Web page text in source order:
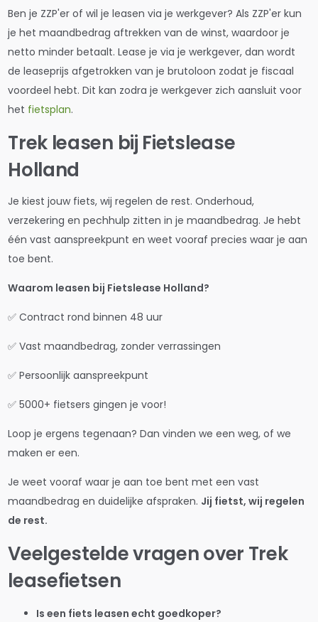
Ben je ZZP'er of wil je leasen via je werkgever? Als ZZP'er kun
je het maandbedrag aftrekken van de winst, waardoor je
netto minder betaalt. Lease je via je werkgever, dan wordt
de leaseprijs afgetrokken van je brutoloon zodat je fiscaal
voordeel hebt. Dit kan zodra je werkgever zich aansluit voor
het fietsplan.
Trek leasen bij Fietslease
Holland
Je kiest jouw fiets, wij regelen de rest. Onderhoud,
verzekering en pechhulp zitten in je maandbedrag. Je hebt
één vast aanspreekpunt en weet vooraf precies waar je aan
toe bent.
Waarom leasen bij Fietslease Holland?
✅ Contract rond binnen 48 uur
✅ Vast maandbedrag, zonder verrassingen
✅ Persoonlijk aanspreekpunt
✅ 5000+ fietsers gingen je voor!
Loop je ergens tegenaan? Dan vinden we een weg, of we
maken er een.
Je weet vooraf waar je aan toe bent met een vast
maandbedrag en duidelijke afspraken. Jij fietst, wij regelen
de rest.
Veelgestelde vragen over Trek
leasefietsen
Is een fiets leasen echt goedkoper?